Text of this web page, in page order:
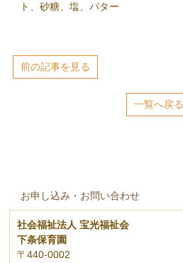
ト、砂糖、塩、バター
前の記事を見る
一覧へ戻る
お申し込み・お問い合わせ
社会福祉法人 宝光福祉会
下条保育園
〒440-0002